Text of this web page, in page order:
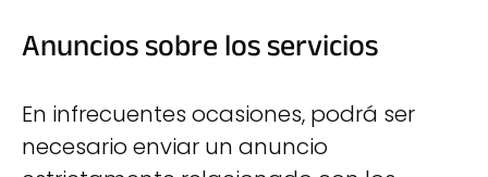
Anuncios sobre los servicios
En infrecuentes ocasiones, podrá ser
necesario enviar un anuncio